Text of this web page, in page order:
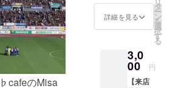
ります！多
でいただき
の都合によ
ンター席、3
席のご案内に
よりJ2リー
レ甲府 対 徳
戦第3回 7月
甲府 対 栃木
のMisa
Misaか
ら熱い
お礼の
をお送
りさせ
ていた
だきま
詳細を見る
タ
ー
ン
を
選
択
す
る
3,0
00 円
【来店